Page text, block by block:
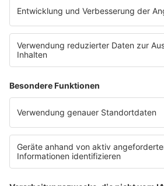
Impressum
Datenschutz Facebook & Instagram
Datenschutzeinstellungen
Clubbedingungen
Werbung schalten
Waffel-Werbepartner
80s80s.de
90s90s.de
Schlagerplanetradio.com
1deutsch.de